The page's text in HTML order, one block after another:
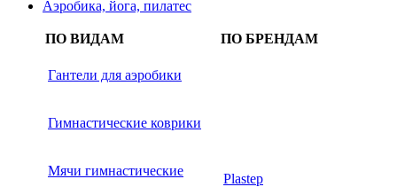
Аэробика, йога, пилатес
ПО ВИДАМ ПО БРЕНДАМ
Гантели для аэробики
Гимнастические коврики
Мячи гимнастические
Plastep